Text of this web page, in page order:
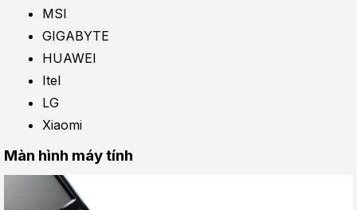
MSI
GIGABYTE
HUAWEI
Itel
LG
Xiaomi
Màn hình máy tính